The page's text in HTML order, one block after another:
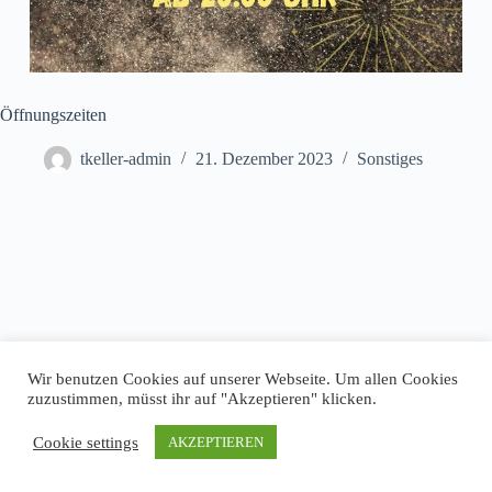
Öffnungszeiten
tkeller-admin 21. Dezember 2023 Sonstiges
Impressum
Wir benutzen Cookies auf unserer Webseite. Um allen Cookies
zuzustimmen, müsst ihr auf "Akzeptieren" klicken.
Cookie settings AKZEPTIEREN